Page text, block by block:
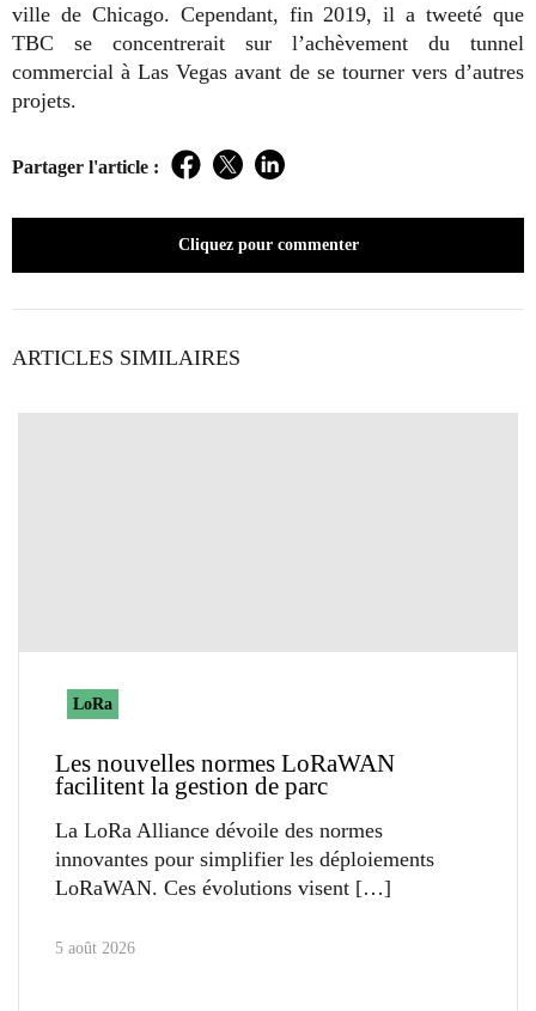
ville de Chicago. Cependant, fin 2019, il a tweeté que
TBC se concentrerait sur l’achèvement du tunnel
commercial à Las Vegas avant de se tourner vers d’autres
projets.
Partager l'article : Facebook
TwitterLinkedIn
Cliquez pour commenter
ARTICLES SIMILAIRES
LoRa
Les nouvelles normes LoRaWAN
facilitent la gestion de parc
La LoRa Alliance dévoile des normes
innovantes pour simplifier les déploiements
LoRaWAN. Ces évolutions visent
5 août 2026